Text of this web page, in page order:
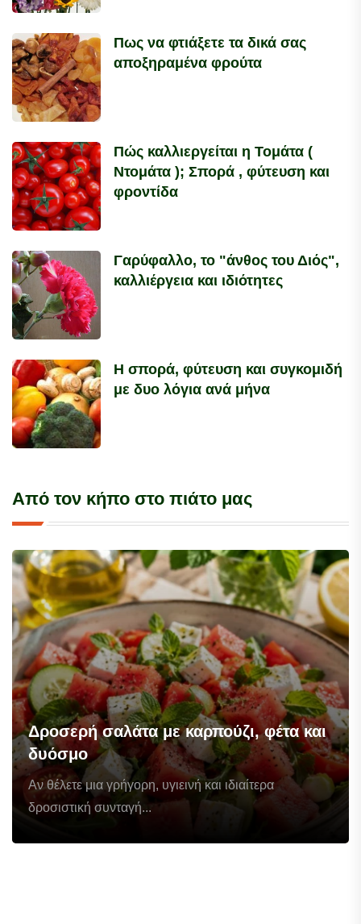
Πως να φτιάξετε τα δικά σας
αποξηραμένα φρούτα
Πώς καλλιεργείται η Τομάτα (
Ντομάτα ); Σπορά , φύτευση και
φροντίδα
Γαρύφαλλο, το "άνθος του Διός",
καλλιέργεια και ιδιότητες
Η σπορά, φύτευση και συγκομιδή
με δυο λόγια ανά μήνα
Από τον κήπο στο πιάτο μας
Δροσερή σαλάτα με καρπούζι, φέτα και
δυόσμο
Αν θέλετε μια γρήγορη, υγιεινή και ιδιαίτερα
δροσιστική συνταγή...